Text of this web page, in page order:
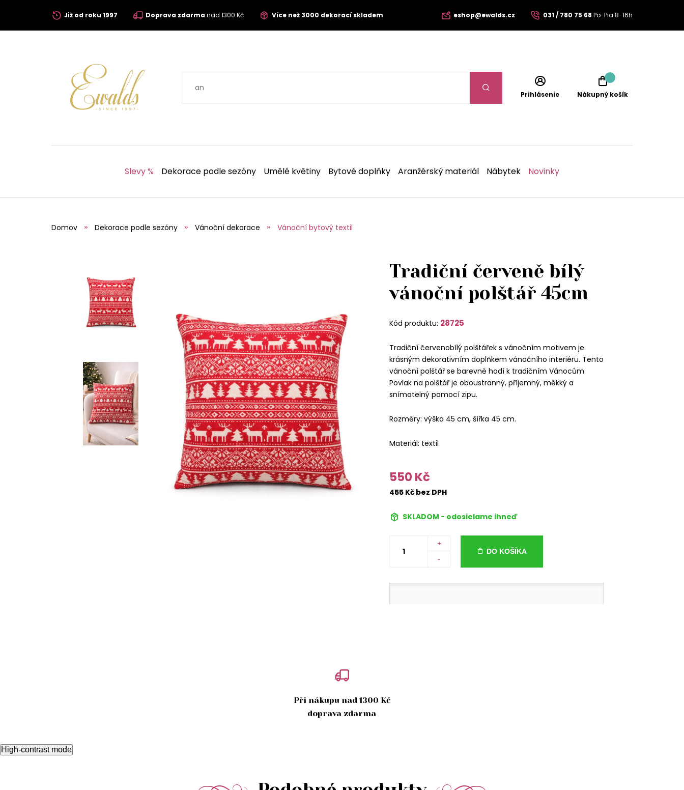
Již od roku 1997 Doprava zdarmanad 1300 Kč Více než 3000 dekorací skladem eshop@ewalds.cz 031 / 780 75 68 Po-Pia 8-16h
Prihlásenie Nákupný košík
Slevy % Dekorace podle sezóny Umělé květiny Bytové doplňky Aranžérský materiál Nábytek Novinky
Domov Dekorace podle sezóny Vánoční dekorace Vánoční bytový textil
Tradiční červeně bílý
vánoční polštář 45cm
Kód produktu: 28725
Tradiční červenobílý polštářek s vánočním motivem je
krásným dekorativním doplňkem vánočního interiéru. Tento
vánoční polštář se barevně hodí k tradičním Vánocům.
Povlak na polštář je oboustranný, příjemný, měkký a
snímatelný pomocí zipu.
Rozměry: výška 45 cm, šířka 45 cm.
Materiál: textil
550 Kč
455 Kč bez DPH
SKLADOM - odosielame ihneď
+
-
DO KOŠÍKA
Při nákupu nad 1300 Kč
doprava zdarma
High-contrast mode